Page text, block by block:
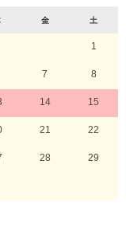
金 土
1
7 8
14 15
21 22
28 29